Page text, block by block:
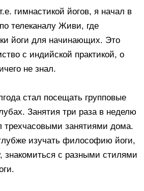
гимнастикой йогов, я начал в
телеканалу Живи, где
йоги для начинающих. Это
с индийской практикой, о
не знал.
стал посещать групповые
Занятия три раза в неделю
трехчасовыми занятиями дома.
изучать философию йоги,
знакомиться с разными стилями